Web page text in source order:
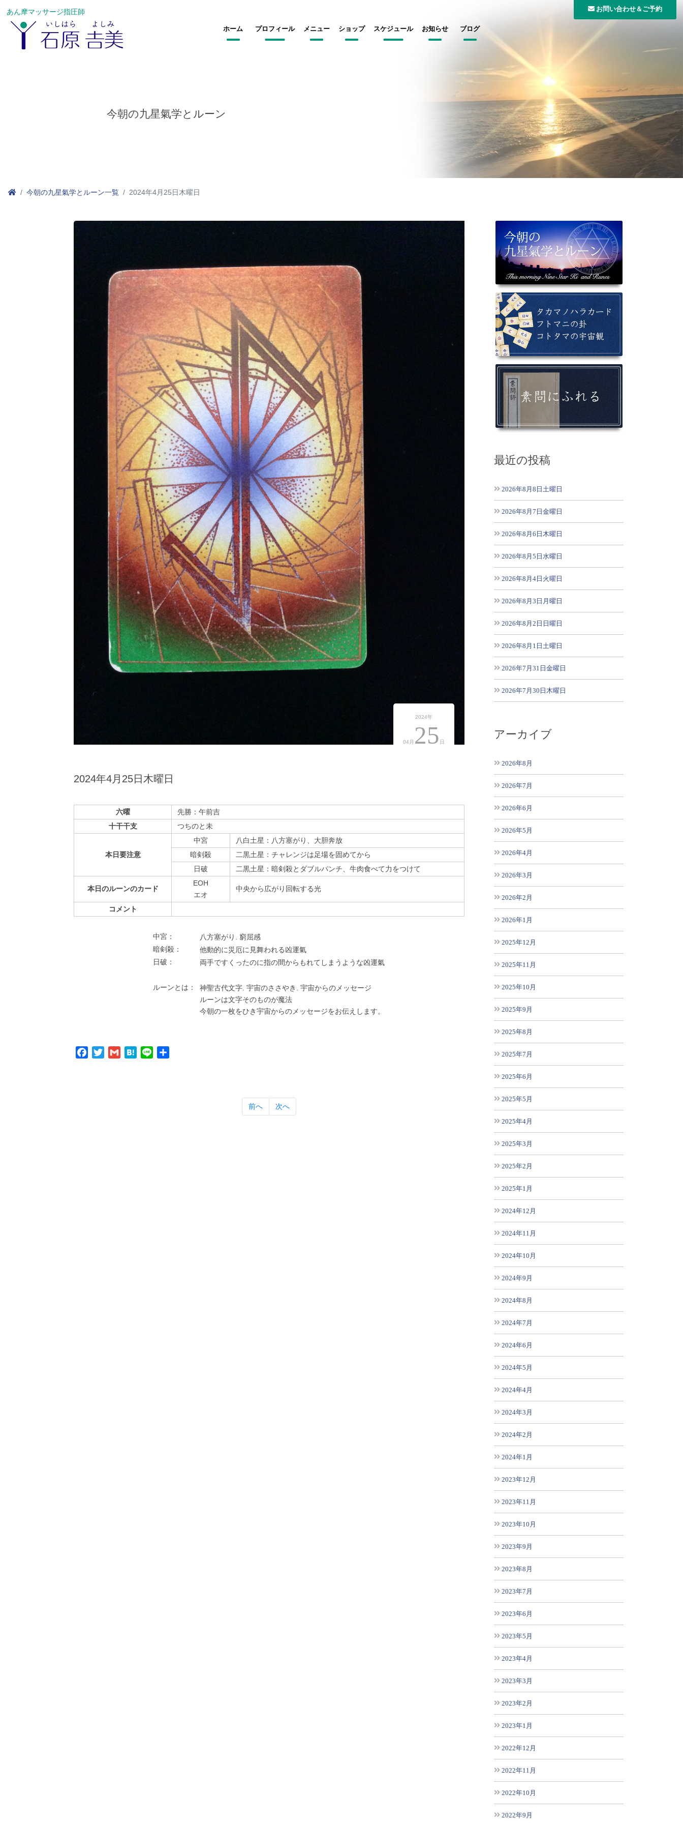
あん摩マッサージ指圧師 お問い合わせ＆ご予約
ホーム プロフィール メニュー ショップ スケジュール お知らせ ブログ
今朝の九星氣学とルーン
今朝の九星氣学とルーン一覧 2024年4月25日木曜日
2024年
04月 25 日
2024年4月25日木曜日
六曜
先勝：午前吉
十干干支
つちのと未
本日要注意
中宮
八白土星：八方塞がり、大胆奔放
暗剣殺
二黒土星：チャレンジは足場を固めてから
⽇破
二黒土星：暗剣殺とダブルパンチ、牛肉食べて力をつけて
本日のルーンのカード
EOH
エオ
中央から広がり回転する光
コメント
中宮：
⼋⽅塞がり. 窮屈感
暗剣殺：
他動的に災厄に⾒舞われる凶運氣
⽇破：
両⼿ですくったのに指の間からもれてしまうような凶運氣
ルーンとは：
神聖古代⽂字. 宇宙のささやき. 宇宙からのメッセージ
ルーンは⽂字そのものが魔法
今朝の⼀枚をひき宇宙からのメッセージをお伝えします。
Facebook
TwitterGmail Hatena
Line
前へ 次へ
最近の投稿
2026年8月8日土曜日
2026年8月7日金曜日
2026年8月6日木曜日
2026年8月5日水曜日
2026年8月4日火曜日
2026年8月3日月曜日
2026年8月2日日曜日
2026年8月1日土曜日
2026年7月31日金曜日
2026年7月30日木曜日
アーカイブ
2026年8月
2026年7月
2026年6月
2026年5月
2026年4月
2026年3月
2026年2月
2026年1月
2025年12月
2025年11月
2025年10月
2025年9月
2025年8月
2025年7月
2025年6月
2025年5月
2025年4月
2025年3月
2025年2月
2025年1月
2024年12月
2024年11月
2024年10月
2024年9月
2024年8月
2024年7月
2024年6月
2024年5月
2024年4月
2024年3月
2024年2月
2024年1月
2023年12月
2023年11月
2023年10月
2023年9月
2023年8月
2023年7月
2023年6月
2023年5月
2023年4月
2023年3月
2023年2月
2023年1月
2022年12月
2022年11月
2022年10月
2022年9月